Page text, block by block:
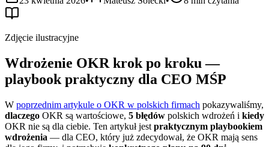
Zdjęcie ilustracyjne
Wdrożenie OKR krok po kroku —
playbook praktyczny dla CEO MŚP
W poprzednim artykule o OKR w polskich firmach pokazywaliśmy,
dlaczego OKR są wartościowe, 5 błędów polskich wdrożeń i kiedy
OKR nie są dla ciebie. Ten artykuł jest praktycznym playbookiem
wdrożenia — dla CEO, który już zdecydował, że OKR mają sens